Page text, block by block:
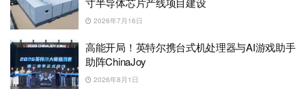
2026年7月16日
高能开局！英特尔携台式机处理器与AI游戏助手
助阵ChinaJoy
2026年8月1日